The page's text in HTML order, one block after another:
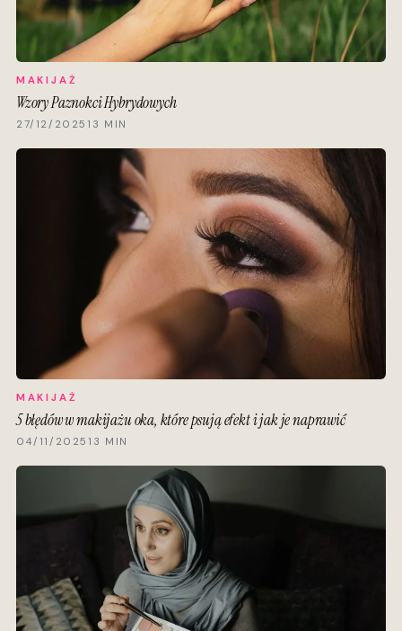
MAKIJAŻ
Wzory Paznokci Hybrydowych
27/12/2025 13 MIN
MAKIJAŻ
5 błędów w makijażu oka, które psują efekt i jak je naprawić
04/11/2025 13 MIN